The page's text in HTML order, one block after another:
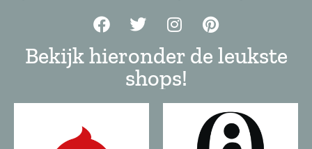
Bekijk hieronder de leukste
shops!